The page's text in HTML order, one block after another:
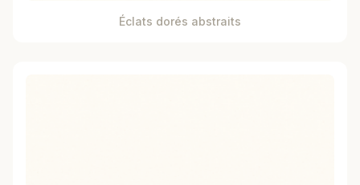
Éclats dorés abstraits